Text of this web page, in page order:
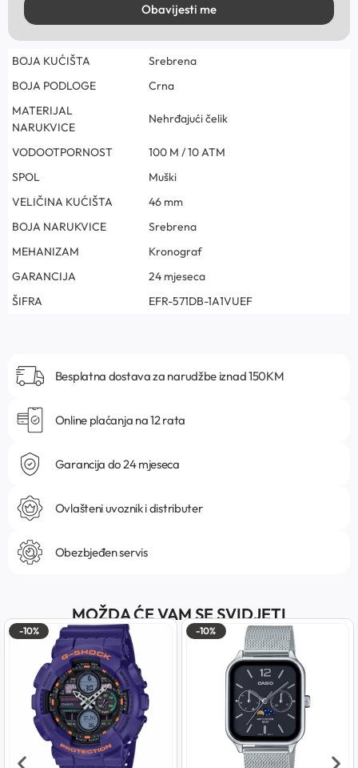
Obavijesti me
BOJA KUĆIŠTA
Srebrena
BOJA PODLOGE
Crna
MATERIJAL
NARUKVICE
Nehrđajući čelik
VODOOTPORNOST
100 M / 10 ATM
SPOL
Muški
VELIČINA KUĆIŠTA
46 mm
BOJA NARUKVICE
Srebrena
MEHANIZAM
Kronograf
GARANCIJA
24 mjeseca
ŠIFRA
EFR-571DB-1A1VUEF
Besplatna dostava za narudžbe iznad 150KM
Online plaćanja na 12 rata
Garancija do 24 mjeseca
Ovlašteni uvoznik i distributer
Obezbjeđen servis
MOŽDA ĆE VAM SE SVIDJETI
-10% -10%